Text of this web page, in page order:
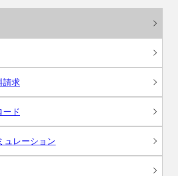
請求
ード
ュレーション